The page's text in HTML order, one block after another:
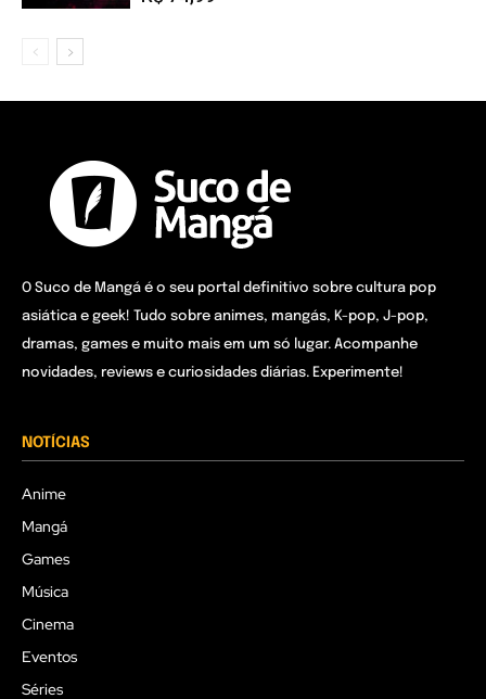
O Suco de Mangá é o seu portal definitivo sobre cultura pop
asiática e geek! Tudo sobre animes, mangás, K-pop, J-pop,
dramas, games e muito mais em um só lugar. Acompanhe
novidades, reviews e curiosidades diárias. Experimente!
NOTÍCIAS
Anime
Mangá
Games
Música
Cinema
Eventos
Séries